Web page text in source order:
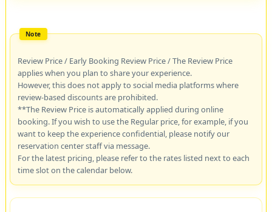
Review Price / Early Booking Review Price / The Review Price
applies when you plan to share your experience.
However, this does not apply to social media platforms where
review-based discounts are prohibited.
**The Review Price is automatically applied during online
booking. If you wish to use the Regular price, for example, if you
want to keep the experience confidential, please notify our
reservation center staff via message.
For the latest pricing, please refer to the rates listed next to each
time slot on the calendar below.